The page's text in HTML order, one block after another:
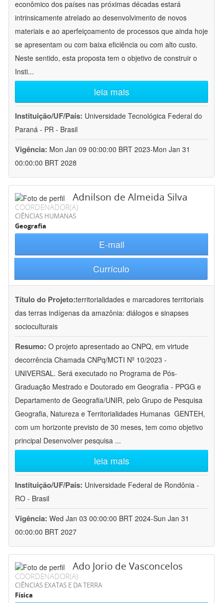
econômico dos países nas próximas décadas estará
intrinsicamente atrelado ao desenvolvimento de novos
materiais e ao aperfeiçoamento de processos que ainda hoje
se apresentam ou com baixa eficiência ou com alto custo.
Neste sentido, esta proposta tem o objetivo de construir o
Insti...
leia mais
Instituição/UF/País: Universidade Tecnológica Federal do
Paraná - PR - Brasil
Vigência: Mon Jan 09 00:00:00 BRT 2023-Mon Jan 31
00:00:00 BRT 2028
Adnilson de Almeida Silva
COORDENADOR(A)
CIÊNCIAS HUMANAS
Geografia
E-mail
Currículo
Título do Projeto:territorialidades e marcadores territoriais
das terras indígenas da amazônia: diálogos e sinapses
socioculturais
Resumo: O projeto apresentado ao CNPQ, em virtude
decorrência Chamada CNPq/MCTI Nº 10/2023 -
UNIVERSAL. Será executado no Programa de Pós-
Graduação Mestrado e Doutorado em Geografia - PPGG e
Departamento de Geografia/UNIR, pelo Grupo de Pesquisa
Geografia, Natureza e Territorialidades Humanas  GENTEH,
com um horizonte previsto de 30 meses, tem como objetivo
principal Desenvolver pesquisa ...
leia mais
Instituição/UF/País: Universidade Federal de Rondônia -
RO - Brasil
Vigência: Wed Jan 03 00:00:00 BRT 2024-Sun Jan 31
00:00:00 BRT 2027
Ado Jorio de Vasconcelos
COORDENADOR(A)
CIÊNCIAS EXATAS E DA TERRA
Física